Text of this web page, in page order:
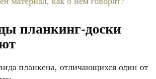
планкинг-доски
планкена, отличающихся один от